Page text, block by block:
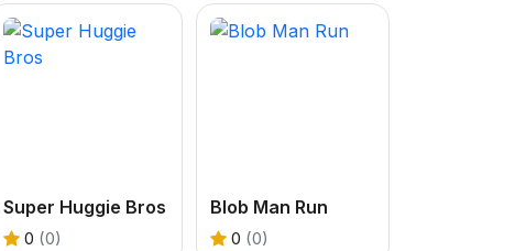
Super Huggie Bros
0 (0)
Blob Man Run
0 (0)